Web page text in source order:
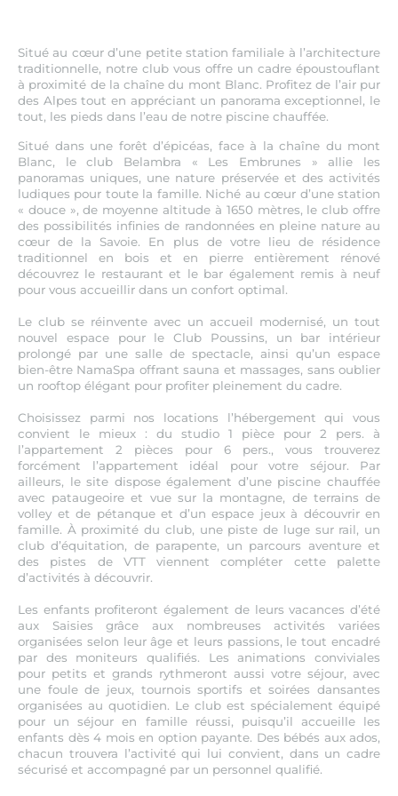
Situé au cœur d’une petite station familiale à l’architecture
traditionnelle, notre club vous offre un cadre époustouflant
à proximité de la chaîne du mont Blanc. Profitez de l’air pur
des Alpes tout en appréciant un panorama exceptionnel, le
tout, les pieds dans l’eau de notre piscine chauffée.
Situé dans une forêt d’épicéas, face à la chaîne du mont
Blanc, le club Belambra « Les Embrunes » allie les
panoramas uniques, une nature préservée et des activités
ludiques pour toute la famille. Niché au cœur d’une station
« douce », de moyenne altitude à 1650 mètres, le club offre
des possibilités infinies de randonnées en pleine nature au
cœur de la Savoie. En plus de votre lieu de résidence
traditionnel en bois et en pierre entièrement rénové
découvrez le restaurant et le bar également remis à neuf
pour vous accueillir dans un confort optimal.
Le club se réinvente avec un accueil modernisé, un tout
nouvel espace pour le Club Poussins, un bar intérieur
prolongé par une salle de spectacle, ainsi qu’un espace
bien-être NamaSpa offrant sauna et massages, sans oublier
un rooftop élégant pour profiter pleinement du cadre.
Choisissez parmi nos locations l’hébergement qui vous
convient le mieux : du studio 1 pièce pour 2 pers. à
l’appartement 2 pièces pour 6 pers., vous trouverez
forcément l’appartement idéal pour votre séjour. Par
ailleurs, le site dispose également d’une piscine chauffée
avec pataugeoire et vue sur la montagne, de terrains de
volley et de pétanque et d’un espace jeux à découvrir en
famille. À proximité du club, une piste de luge sur rail, un
club d’équitation, de parapente, un parcours aventure et
des pistes de VTT viennent compléter cette palette
d’activités à découvrir.
Les enfants profiteront également de leurs vacances d’été
aux Saisies grâce aux nombreuses activités variées
organisées selon leur âge et leurs passions, le tout encadré
par des moniteurs qualifiés. Les animations conviviales
pour petits et grands rythmeront aussi votre séjour, avec
une foule de jeux, tournois sportifs et soirées dansantes
organisées au quotidien. Le club est spécialement équipé
pour un séjour en famille réussi, puisqu’il accueille les
enfants dès 4 mois en option payante. Des bébés aux ados,
chacun trouvera l’activité qui lui convient, dans un cadre
sécurisé et accompagné par un personnel qualifié.